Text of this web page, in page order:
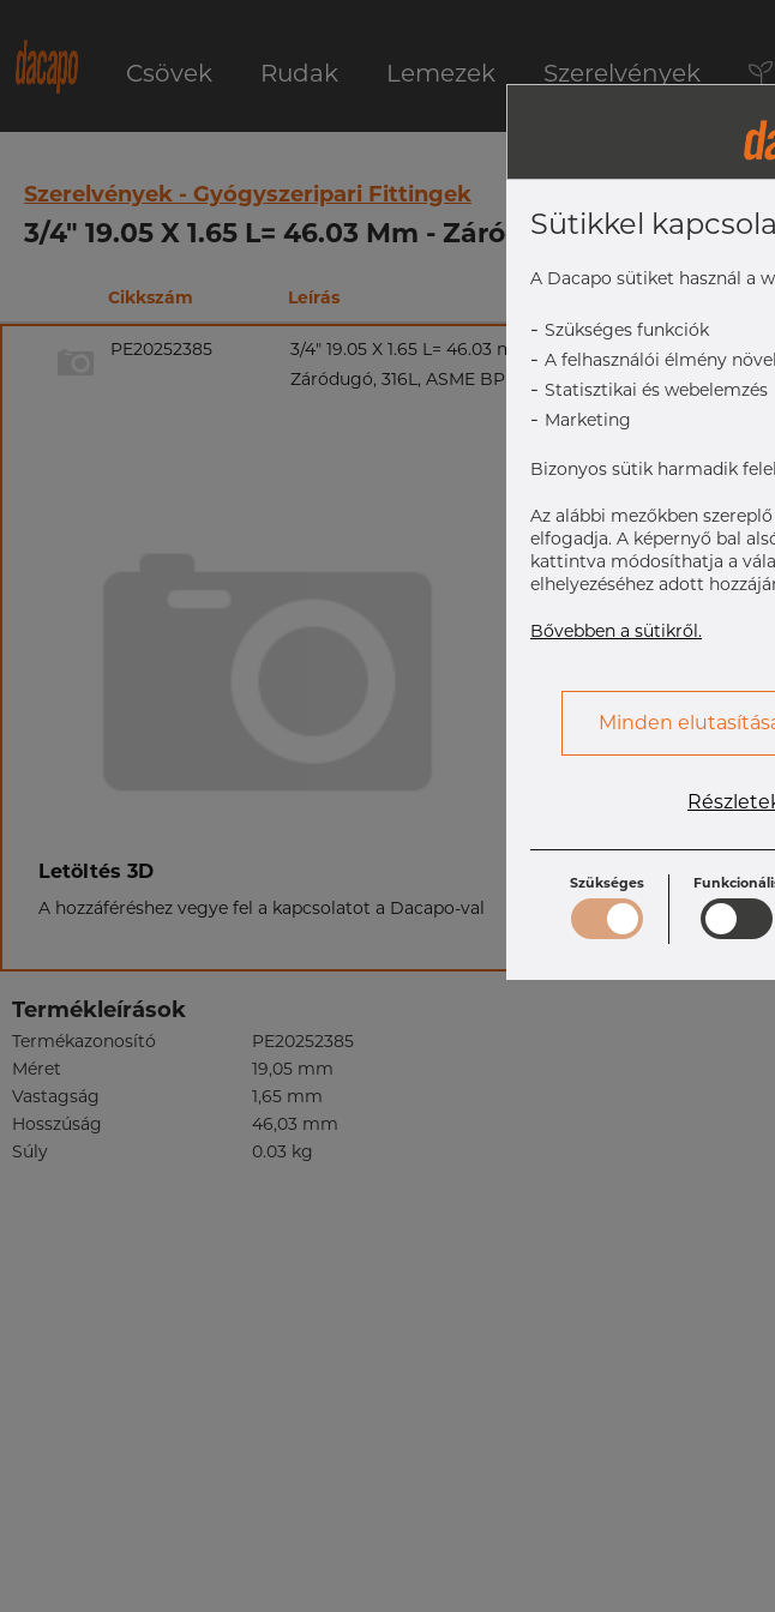
Csövek Rudak Lemezek Szerelvények
Szerelvények - Gyógyszeripari Fittingek
3/4" 19.05 X 1.65 L= 46.03 Mm - Záródugó, 316L, ASME
Cikkszám Leírás
PE20252385
3/4" 19.05 X 1.65 L= 46.03 mm
Záródugó, 316L, ASME BPE, DT-4.1.5-1 (DT-30), 3/4", SF4,
Letöltés 3D
A hozzáféréshez vegye fel a kapcsolatot a Dacapo-val
Size: 3/4"
Termékleírások
Termékazonosító
PE20252385
Méret
19,05 mm
Vastagság
1,65 mm
Hosszúság
46,03 mm
Súly
0.03 kg
Sütikkel
A Dacapo sütiket használ a
- Szükséges funkciók
- A felhasználói élmény
- Statisztikai és webelemzés
- Marketing
Bizonyos sütik harmadik
Az alábbi mezőkben
elfogadja. A képernyő bal
kattintva módosíthatja a
elhelyezéséhez adott
Bővebben a sütikről.
Minden
Szükséges